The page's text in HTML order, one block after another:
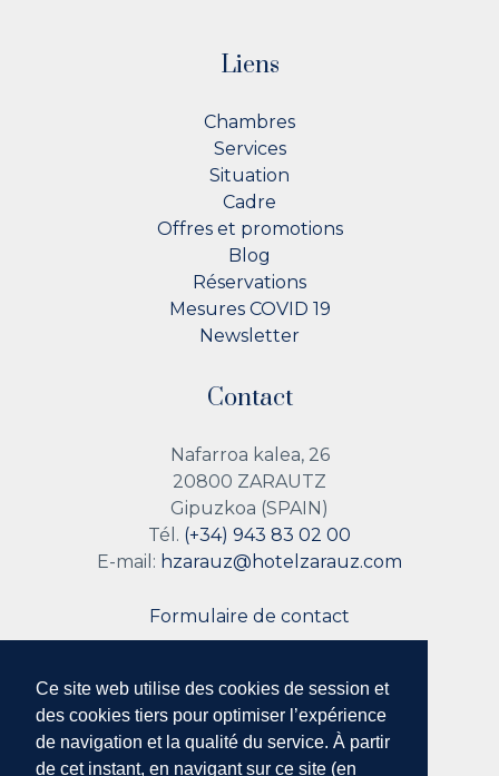
Ce site web utilise des cookies de session et
des cookies tiers pour optimiser l’expérience
de navigation et la qualité du service. À partir
de cet instant, en navigant sur ce site (en
Liens
Chambres
Services
Situation
Cadre
Offres et promotions
Blog
Réservations
Mesures COVID 19
Newsletter
Contact
Nafarroa kalea, 26
20800 ZARAUTZ
Gipuzkoa (SPAIN)
Tél. (+34) 943 83 02 00
E-mail: hzarauz@hotelzarauz.com
Formulaire de contact
Suivez nous